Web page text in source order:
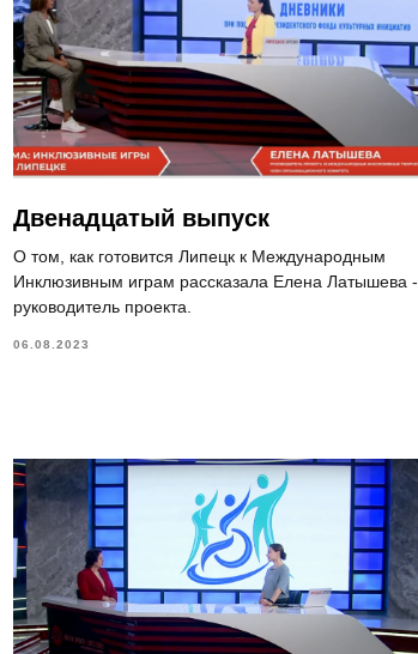
Двенадцатый выпуск
О том, как готовится Липецк к Международным
Инклюзивным играм рассказала Елена Латышева -
руководитель проекта.
06.08.2023